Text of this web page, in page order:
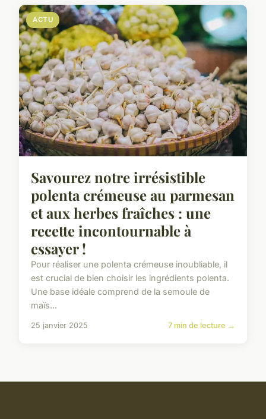
ACTU
Savourez notre irrésistible
polenta crémeuse au parmesan
et aux herbes fraîches : une
recette incontournable à
essayer !
Pour réaliser une polenta crémeuse inoubliable, il
est crucial de bien choisir les ingrédients polenta.
Une base idéale comprend de la semoule de
maïs...
25 janvier 2025 7 min de lecture →